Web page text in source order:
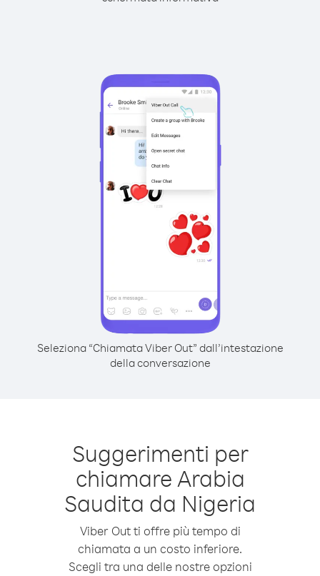
Seleziona “Chiamata Viber Out” dall’intestazione
della conversazione
Suggerimenti per
chiamare Arabia
Saudita da Nigeria
Viber Out ti offre più tempo di
chiamata a un costo inferiore.
Scegli tra una delle nostre opzioni